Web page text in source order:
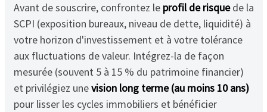
Avant de souscrire, confrontez le profil de risquede la
SCPI (exposition bureaux, niveau de dette, liquidité) à
votre horizon d'investissement et à votre tolérance
aux fluctuations de valeur. Intégrez-la de façon
mesurée (souvent 5 à 15 % du patrimoine financier)
et privilégiez unevision long terme (au moins 10 ans)
pour lisser les cycles immobiliers et bénéficier